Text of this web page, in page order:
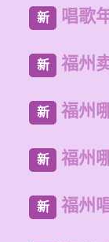
新 唱歌
新 福州
新 福州
新 福州
新 福州